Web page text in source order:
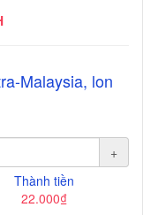
Malaysia, lon
+
Thành tiền
22.000₫